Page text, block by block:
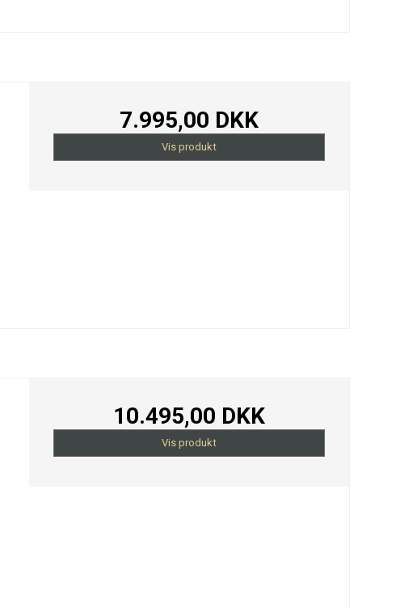
7.995,00 DKK
Vis produkt
10.495,00 DKK
Vis produkt